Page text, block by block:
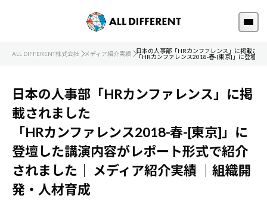
ALL DIFFERENT株式会社 メディア紹介実績
日本の人事部「HRカンファレンス」に掲載され
「HRカンファレンス2018-春-[東京]」に登壇し
日本の人事部「HRカンファレンス」に掲
載されました
「HRカンファレンス2018-春-[東京]」に
登壇した講演内容がレポート形式で紹介
されました｜ メディア紹介実績
｜組織開
発・人材育成